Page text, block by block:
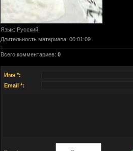
Язык: Русский
Длительность материала: 00:01:09
Всего комментариев: 0
Имя *:
Email *: